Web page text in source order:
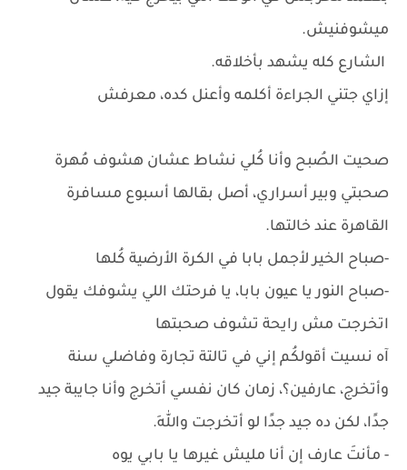
ميشوفنيش.
الشارع كله يشهد بأخلاقه.
إزاي جتني الجراءة أكلمه وأعنل كده، معرفش
صحيت الصُبح وأنا كُلي نشاط عشان هشوف مُهرة
صحبتي وبير أسراري، أصل بقالها أسبوع مسافرة
القاهرة عند خالتها.
-صباح الخير لأجمل بابا في الكرة الأرضية كُلها
-صباح النور يا عيون بابا، يا فرحتك اللي يشوفك يقول
اتخرجت مش رايحة تشوف صحبتها
آه نسيت أقولكُم إني في تالتة تجارة وفاضلي سنة
وأتخرج، عارفين؟، زمان كان نفسي أتخرج وأنا جايبة جيد
جدًا، لكن ده جيد جدًا لو أتخرجت واللهِ.
- مأنتَ عارف إن أنا مليش غيرها يا بابي يوه